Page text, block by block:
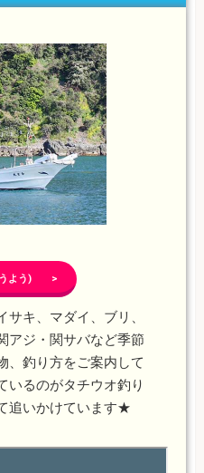
うよう) >
キ、マダイ、ブリ、
アジ・関サバなど季節
、釣り方をご案内して
いるのがタチウオ釣り
追いかけています★